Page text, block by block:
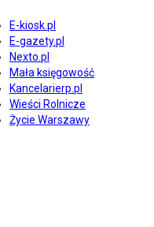
E-kiosk.pl
E-gazety.pl
Nexto.pl
Mała księgowość
Kancelarierp.pl
Wieści Rolnicze
Życie Warszawy